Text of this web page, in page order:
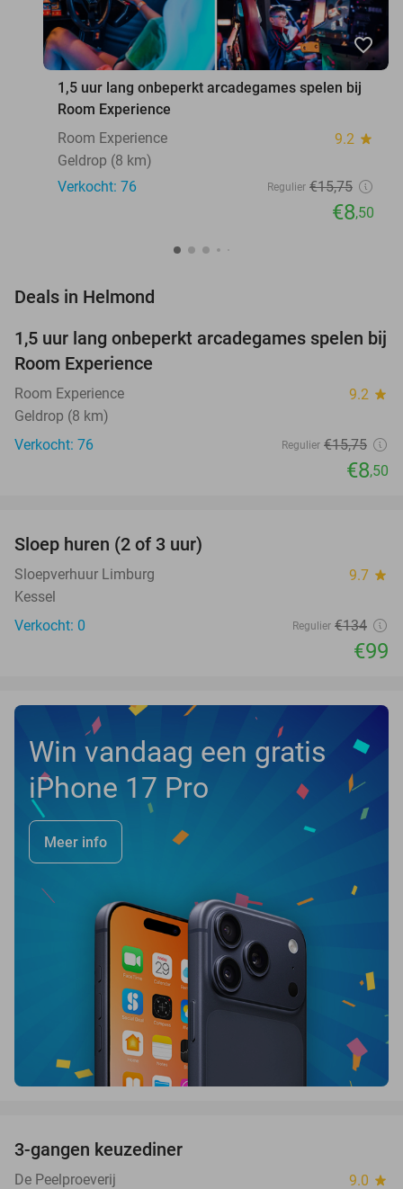
favorite_border
1,5 uur lang onbeperkt arcadegames spelen bij
Room Experience
Room Experience
9.2 star
Geldrop (8 km)
Verkocht: 76
Regulier €15,75
€8,50
Deals in Helmond
46%
1,5 uur lang onbeperkt arcadegames spelen bij
Room Experience
Room Experience 9.2 star
Geldrop (8 km)
Verkocht: 76
Regulier €15,75
€8,50
NEW
TODAY
Sloep huren (2 of 3 uur)
Sloepverhuur Limburg 9.7 star
Kessel
Verkocht: 0
Regulier €134
€99
Win vandaag een gratis
iPhone 17 Pro
Meer info
3-gangen keuzediner
De Peelproeverij 9.0 star